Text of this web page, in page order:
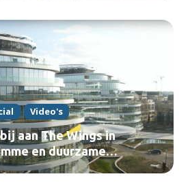
Video's
aan The Wings in
en duurzame